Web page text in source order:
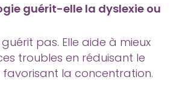
guérit-elle la dyslexie ou
guérit pas. Elle aide à mieux
troubles en réduisant le
favorisant la concentration.